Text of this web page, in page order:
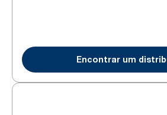
Encontrar um